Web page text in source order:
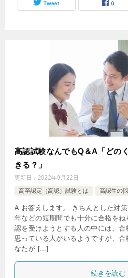
Tweet 0
高認試験なんでもQ＆A「どの
きる？」
更新日： 2022年9月22日
高卒認定（高認）試験とは
高認生の
A.お答えします。 きちんとした対
年などの短期間でも十分に合格を
認を受けようとする人の中には、合
思っている人がいるようですが、
なたが […]
続きを読む